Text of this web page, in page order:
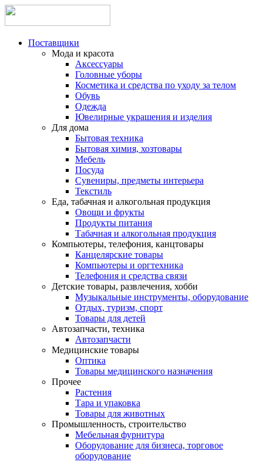
Поставщики
Мода и красота
Аксессуары
Головные уборы
Косметика и средства по уходу за телом
Обувь
Одежда
Ювелирные украшения и изделия
Для дома
Бытовая техника
Бытовая химия, хозтовары
Мебель
Посуда
Сувениры, предметы интерьера
Текстиль
Еда, табачная и алкогольная продукция
Овощи и фрукты
Продукты питания
Табачная и алкогольная продукция
Компьютеры, телефония, канцтовары
Канцелярские товары
Компьютеры и оргтехника
Телефония и средства связи
Детские товары, развлечения, хобби
Музыкальные инструменты, оборудование
Отдых, туризм, спорт
Товары для детей
Автозапчасти, техника
Автозапчасти
Медицинские товары
Оптика
Товары медицинского назначения
Прочее
Растения
Тара и упаковка
Товары для животных
Промышленность, строительство
Мебельная фурнитура
Оборудование для бизнеса, торговое
оборудование